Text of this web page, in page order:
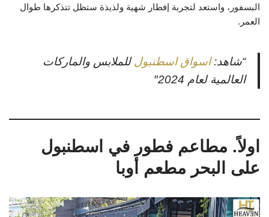
البسفور، واستعد لتجربة إفطار شهية ولذيذة ستظل تتذكرها طوال
العمر.
“شاهد:اسواق اسطنبولللملابس والماركات
العالمية لعام 2024″
اولاً. مطاعم فطور في اسطنبول
على البحر مطعم أوبا